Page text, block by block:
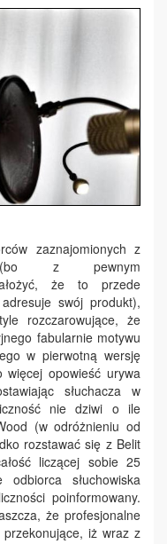
zaznajomionych z
(bo z pewnym
że to przede
swój produkt),
rozczarowujące, że
fabularnie motywu
w pierwotną wersję
więcej opowieść urywa
słuchacza w
nie dziwi o ile
(w odróżnieniu od
rozstawać się z Belit
liczącej sobie 25
słuchowiska
poinformowany.
że profesjonalne
iż wraz z